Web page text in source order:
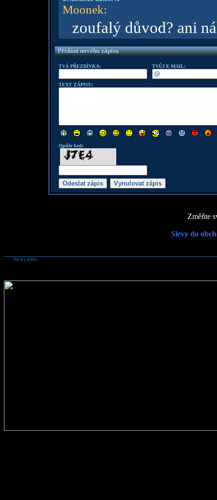
Moonek:
zoufalý důvod? ani
Přidání nového zápisu
TVÁ PŘEZDÍVKA: TVŮJ E-MAIL:
TEXT ZÁPISU:
Opište kod:
Změňte
Slevy do
REKLAMA